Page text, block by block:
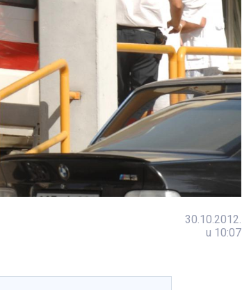
30.10.2012.
u 10:07